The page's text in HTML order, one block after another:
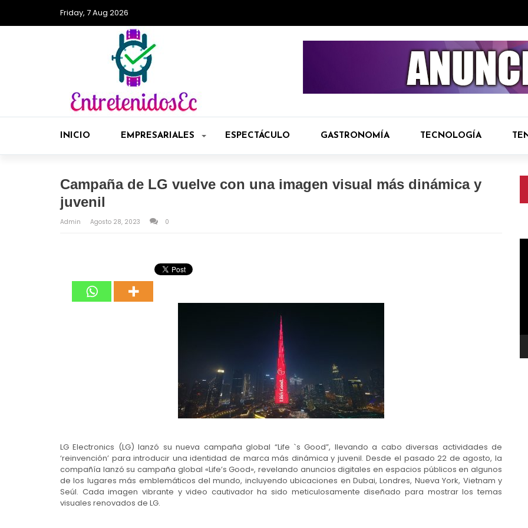
Friday, 7 Aug 2026
INICIO EMPRESARIALES ESPECTÁCULO GASTRONOMÍA TECNOLOGÍA
Campaña de LG vuelve con una imagen visual más dinámica y
juvenil
Admin Agosto 28, 2023 0
LG Electronics (LG) lanzó su nueva campaña global “Life `s Good”, llevando a cabo diversas actividades de
‘reinvención’ para introducir una identidad de marca más dinámica y juvenil. Desde el pasado 22 de agosto, la
compañía lanzó su campaña global «Life’s Good», revelando anuncios digitales en espacios públicos en algunos
de los lugares más emblemáticos del mundo, incluyendo ubicaciones en Dubai, Londres, Nueva York, Vietnam y
Seúl. Cada imagen vibrante y video cautivador ha sido meticulosamente diseñado para mostrar los temas
visuales renovados de LG.